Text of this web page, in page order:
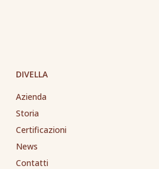
DIVELLA
Azienda
Storia
Certificazioni
News
Contatti